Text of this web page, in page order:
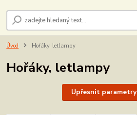
Úvod Hořáky, letlampy
Hořáky, letlampy
Upřesnit parametry